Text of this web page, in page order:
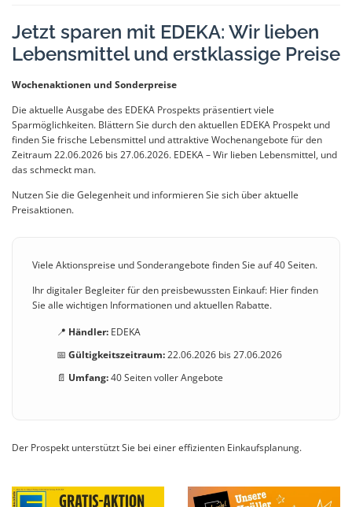
Jetzt sparen mit EDEKA: Wir lieben
Lebensmittel und erstklassige Preise
Wochenaktionen und Sonderpreise
Die aktuelle Ausgabe des EDEKA Prospekts präsentiert viele
Sparmöglichkeiten. Blättern Sie durch den aktuellen EDEKA Prospekt und
finden Sie frische Lebensmittel und attraktive Wochenangebote für den
Zeitraum 22.06.2026 bis 27.06.2026. EDEKA – Wir lieben Lebensmittel, und
das schmeckt man.
Nutzen Sie die Gelegenheit und informieren Sie sich über aktuelle
Preisaktionen.
Viele Aktionspreise und Sonderangebote finden Sie auf 40 Seiten.
Ihr digitaler Begleiter für den preisbewussten Einkauf: Hier finden
Sie alle wichtigen Informationen und aktuellen Rabatte.
📍 Händler:EDEKA
📅 Gültigkeitszeitraum:22.06.2026 bis 27.06.2026
📄 Umfang:40 Seiten voller Angebote
Der Prospekt unterstützt Sie bei einer effizienten Einkaufsplanung.